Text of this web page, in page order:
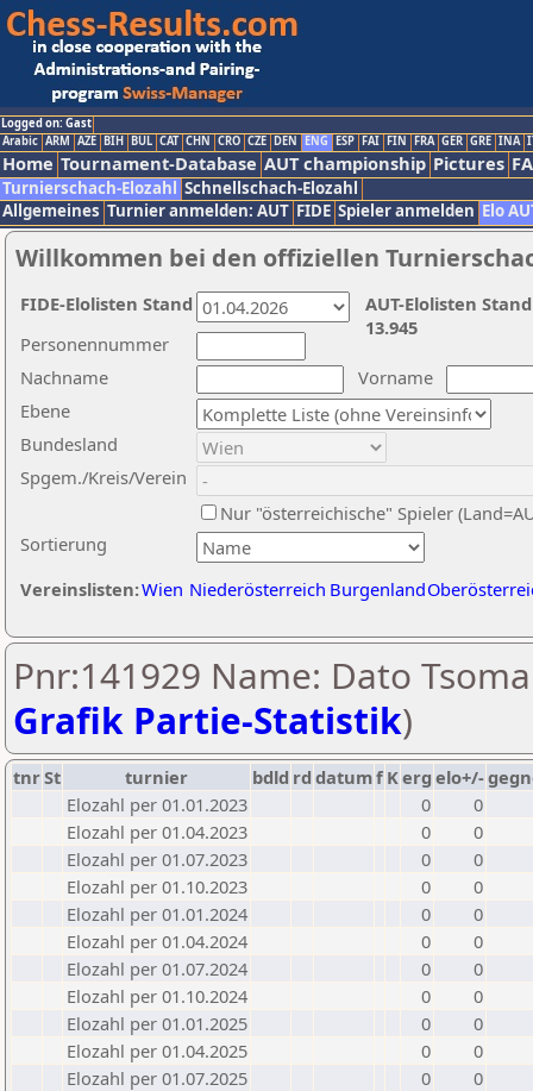
Logged on: Gast
Arabic ARM AZE BIH BUL CAT CHN CRO CZE DEN ENG ESP FAI FIN FRA GER GRE INA
Home Tournament-Database AUT championship Pictures
Turnierschach-Elozahl Schnellschach-Elozahl
Allgemeines Turnier anmelden: AUT FIDE Spieler anmelden Elo
Willkommen bei den offiziellen
Nachname
Vorname
Ebene
Sortierung
Personennummer
Bundesland
Spgem./Kreis/Verein
Nur "österreichische" Spieler
Vereinslisten:Wien Niederösterreich Burgenland
AUT-Elolisten
13.945
FIDE-Elolisten Stand
Pnr:141929 Name: Dato
Grafik Partie-Statistik)
tnrSt turnier bdld rd datumf Kerg elo+/-
Elozahl per 01.01.2023
0
0
Elozahl per 01.04.2023
0
0
Elozahl per 01.07.2023
0
0
Elozahl per 01.10.2023
0
0
Elozahl per 01.01.2024
0
0
Elozahl per 01.04.2024
0
0
Elozahl per 01.07.2024
0
0
Elozahl per 01.10.2024
0
0
Elozahl per 01.01.2025
0
0
Elozahl per 01.04.2025
0
0
Elozahl per 01.07.2025
0
0